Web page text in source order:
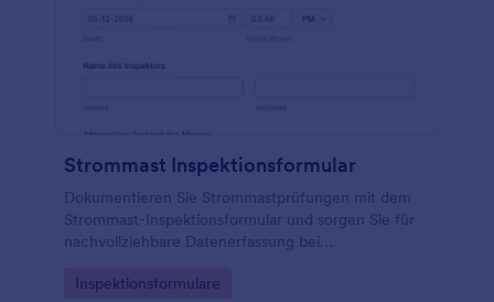
Strommast Inspektionsformular
Dokumentieren Sie Strommastprüfungen mit dem
Strommast-Inspektionsformular und sorgen Sie für
nachvollziehbare Datenerfassung bei
nach Unwettern für Netzbetreiber und Dienstleister.
Go to Category:
Inspektionsformulare